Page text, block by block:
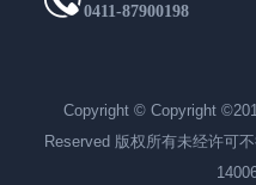
0411-87900198
Copyright © Copyright
Reserved 版权所有未经许可